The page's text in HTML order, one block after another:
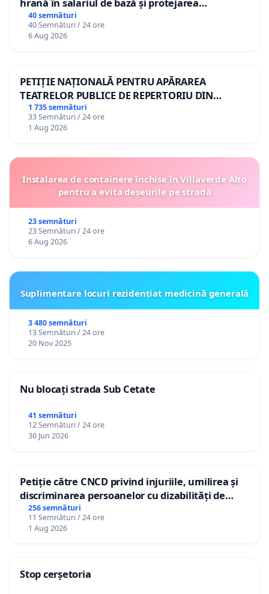
gradațiilor de vechime pentru asistenții
personali
40 semnături
40 Semnături / 24 ore
6 Aug 2026
PETIȚIE NAȚIONALĂ PENTRU APĂRAREA
TEATRELOR PUBLICE DE REPERTORIU DIN
ROMÂNIA
1 735 semnături
33 Semnături / 24 ore
1 Aug 2026
Instalarea de containere închise în Villaverde Alto
pentru a evita deșeurile pe stradă
23 semnături
23 Semnături / 24 ore
6 Aug 2026
Suplimentare locuri rezidențiat medicină generală
3 480 semnături
13 Semnături / 24 ore
20 Nov 2025
Nu blocați strada Sub Cetate
41 semnături
12 Semnături / 24 ore
30 Jun 2026
Petiție către CNCD privind injuriile, umilirea și
discriminarea persoanelor cu dizabilități de
către utilizatorul TikTok „Gorici”
256 semnături
11 Semnături / 24 ore
1 Aug 2026
Stop cerșetoria